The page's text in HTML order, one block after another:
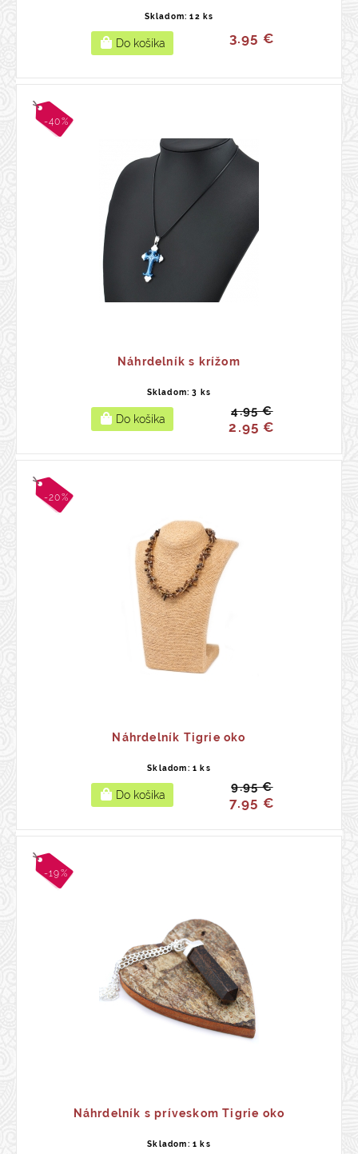
Skladom: 12 ks
3.95 €
-40%
Náhrdelník s krížom
Skladom: 3 ks
4.95 €
2.95 €
-20%
Náhrdelník Tigrie oko
Skladom: 1 ks
9.95 €
7.95 €
-19%
Náhrdelník s príveskom Tigrie oko
Skladom: 1 ks